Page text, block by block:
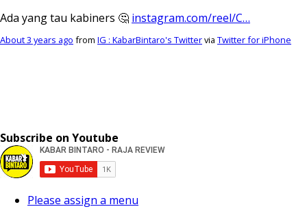
Ada yang tau kabiners 🤔 instagram.com/reel/C…
About 3 years ago from IG : KabarBintaro's Twittervia Twitter for iPhone
Subscribe on Youtube
Please assign a menu